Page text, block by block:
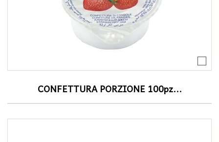
CONFETTURA PORZIONE 100pz...